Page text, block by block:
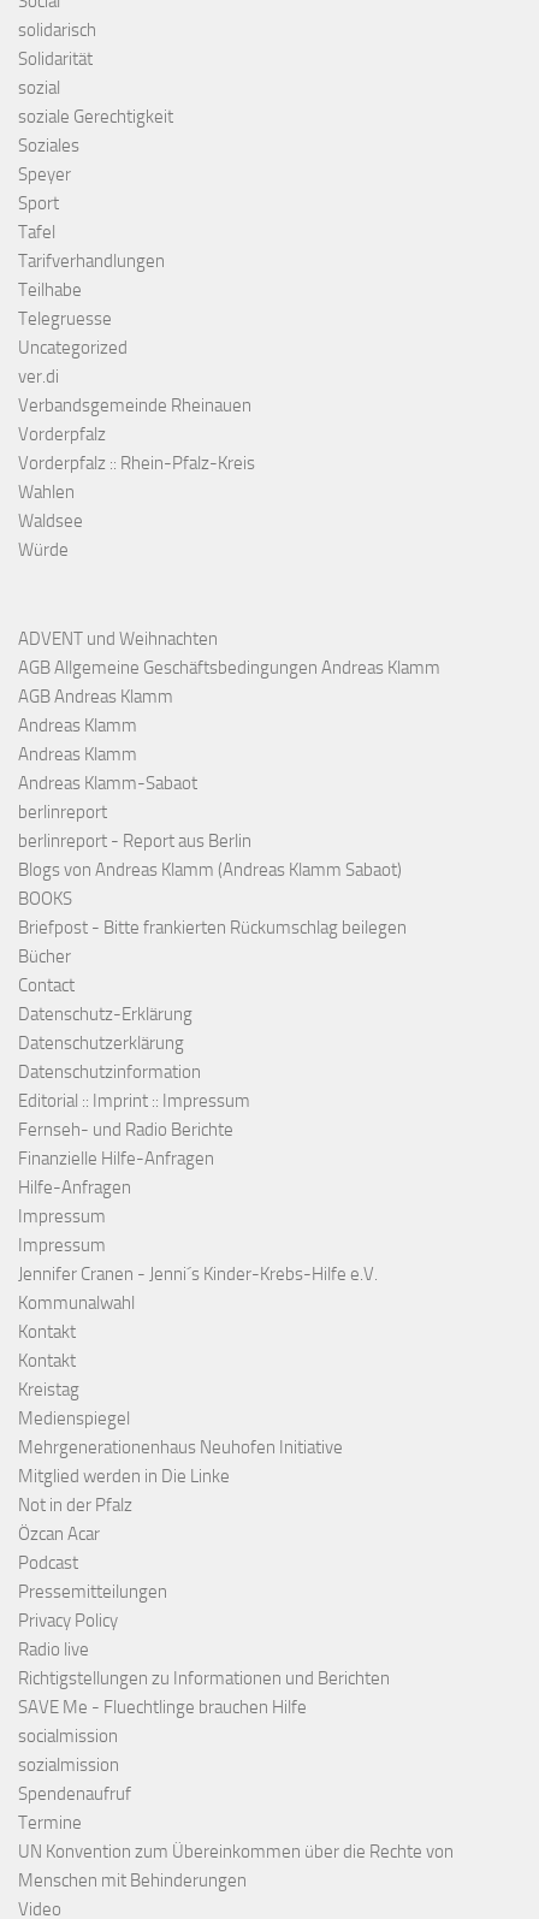
solidarisch
Solidarität
sozial
soziale Gerechtigkeit
Soziales
Speyer
Sport
Tafel
Tarifverhandlungen
Teilhabe
Telegruesse
Uncategorized
ver.di
Verbandsgemeinde Rheinauen
Vorderpfalz
Vorderpfalz :: Rhein-Pfalz-Kreis
Wahlen
Waldsee
Würde
ADVENT und Weihnachten
AGB Allgemeine Geschäftsbedingungen Andreas Klamm
AGB Andreas Klamm
Andreas Klamm
Andreas Klamm
Andreas Klamm-Sabaot
berlinreport
berlinreport - Report aus Berlin
Blogs von Andreas Klamm (Andreas Klamm Sabaot)
BOOKS
Briefpost - Bitte frankierten Rückumschlag beilegen
Bücher
Contact
Datenschutz-Erklärung
Datenschutzerklärung
Datenschutzinformation
Editorial :: Imprint :: Impressum
Fernseh- und Radio Berichte
Finanzielle Hilfe-Anfragen
Hilfe-Anfragen
Impressum
Impressum
Jennifer Cranen - Jenni´s Kinder-Krebs-Hilfe e.V.
Kommunalwahl
Kontakt
Kontakt
Kreistag
Medienspiegel
Mehrgenerationenhaus Neuhofen Initiative
Mitglied werden in Die Linke
Not in der Pfalz
Özcan Acar
Podcast
Pressemitteilungen
Privacy Policy
Radio live
Richtigstellungen zu Informationen und Berichten
SAVE Me - Fluechtlinge brauchen Hilfe
socialmission
sozialmission
Spendenaufruf
Termine
UN Konvention zum Übereinkommen über die Rechte von
Menschen mit Behinderungen
Video